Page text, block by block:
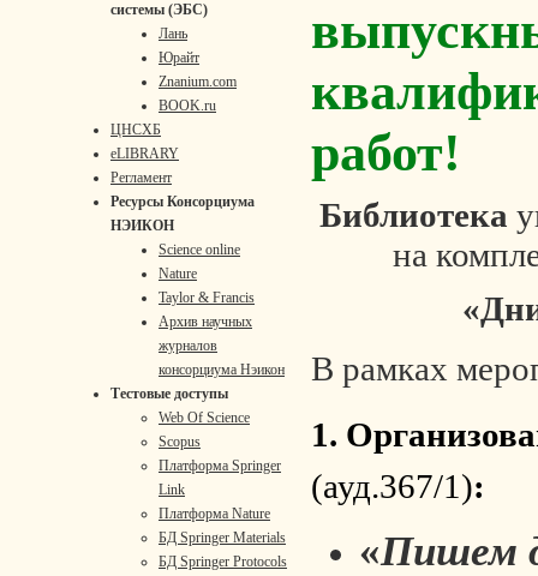
системы (ЭБС)
Лань
Юрайт
Znanium.com
BOOK.ru
ЦНСХБ
eLIBRARY
Регламент
Ресурсы Консорциума
НЭИКОН
Science online
Nature
Taylor & Francis
Архив научных
журналов
консорциума Нэикон
Тестовые доступы
Web Of Science
Scopus
Платформа Springer
Link
Платформа Nature
БД Springer Materials
БД Springer Protocols
работ!
Библиотека
на
В рамках
1.
(ауд.367/1):
«Пишем